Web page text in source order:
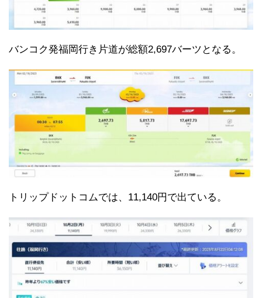
バンコク発福岡行き片道が総額2,697バーツとなる。
トリップドットコムでは、11,140円で出ている。